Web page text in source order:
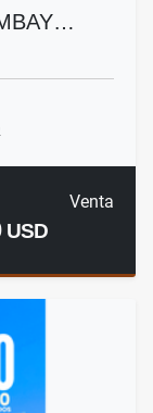
Venta
USD